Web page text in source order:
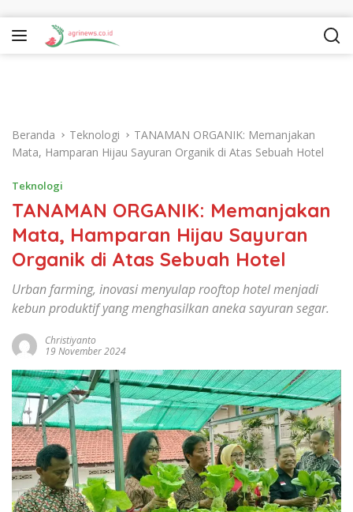
Beranda Teknologi
TANAMAN ORGANIK: Memanjakan
Mata, Hamparan Hijau Sayuran Organik di Atas Sebuah Hotel
Teknologi
TANAMAN ORGANIK: Memanjakan
Mata, Hamparan Hijau Sayuran
Organik di Atas Sebuah Hotel
Urban farming, inovasi menyulap rooftop hotel menjadi
kebun produktif yang menghasilkan aneka sayuran segar.
Christiyanto
19 November 2024